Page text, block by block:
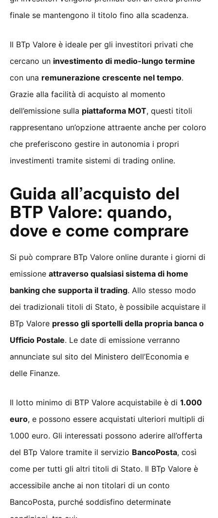
finale se mantengono il titolo fino alla scadenza.
Il BTp Valore è ideale per gli investitori privati che
cercano un investimento di medio-lungo termine
con una remunerazione crescente nel tempo.
Grazie alla facilità di acquisto al momento
dell’emissione sulla piattaforma MOT, questi titoli
rappresentano un’opzione attraente anche per coloro
che preferiscono gestire in autonomia i propri
investimenti tramite sistemi di trading online.
Guida all’acquisto del
BTP Valore: quando,
dove e come comprare
Si può comprare BTp Valore online durante i giorni di
emissione attraverso qualsiasi sistema di home
banking che supporta il trading. Allo stesso modo
dei tradizionali titoli di Stato, è possibile acquistare il
BTp Valore presso gli sportelli della propria banca o
Ufficio Postale. Le date di emissione verranno
annunciate sul sito del Ministero dell’Economia e
delle Finanze.
Il lotto minimo di BTP Valore acquistabile è di 1.000
euro, e possono essere acquistati ulteriori multipli di
1.000 euro. Gli interessati possono aderire all’offerta
del BTp Valore tramite il servizio BancoPosta, così
come per tutti gli altri titoli di Stato. Il BTp Valore è
accessibile anche ai non titolari di un conto
BancoPosta, purché soddisfino determinate